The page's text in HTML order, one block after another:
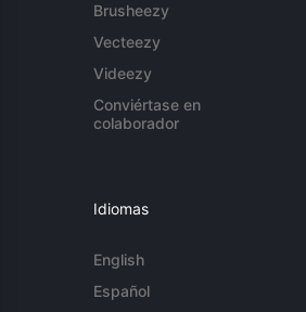
Brusheezy
Vecteezy
Videezy
Conviértase en
colaborador
Idiomas
English
Español